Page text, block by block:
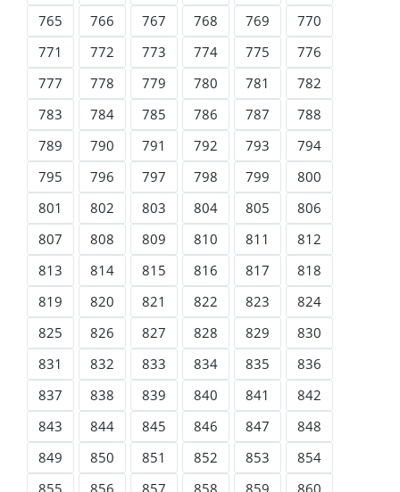
765
766 767 768 769
770
771
772 773 774 775
776
777
778 779 780 781
782
783
784 785 786 787
788
789
790 791 792 793
794
795
796 797 798 799
800
801
802 803 804 805
806
807
808 809 810 811
812
813
814 815 816 817
818
819
820 821 822 823
824
825
826 827 828 829
830
831
832 833 834 835
836
837
838 839 840 841
842
843
844 845 846 847
848
849
850 851 852 853
854